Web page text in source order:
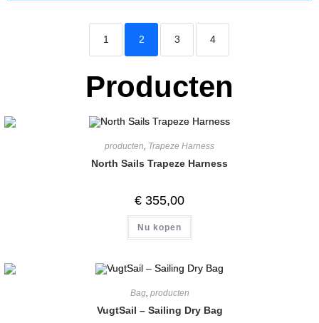
1 2 3 4
Producten
producten, Trapeze Harness
North Sails Trapeze Harness
€ 355,00
Nu kopen
Bag, producten
VugtSail – Sailing Dry Bag